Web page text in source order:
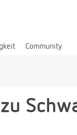
Community